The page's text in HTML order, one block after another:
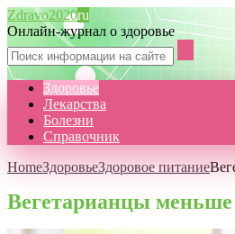
Zdravo2020ru
Онлайн-журнал о здоровье
Здоровье
Лекарства
Болезни
Справочник
HomeЗдоровьеЗдоровое питание
Вегетарианцы меньше